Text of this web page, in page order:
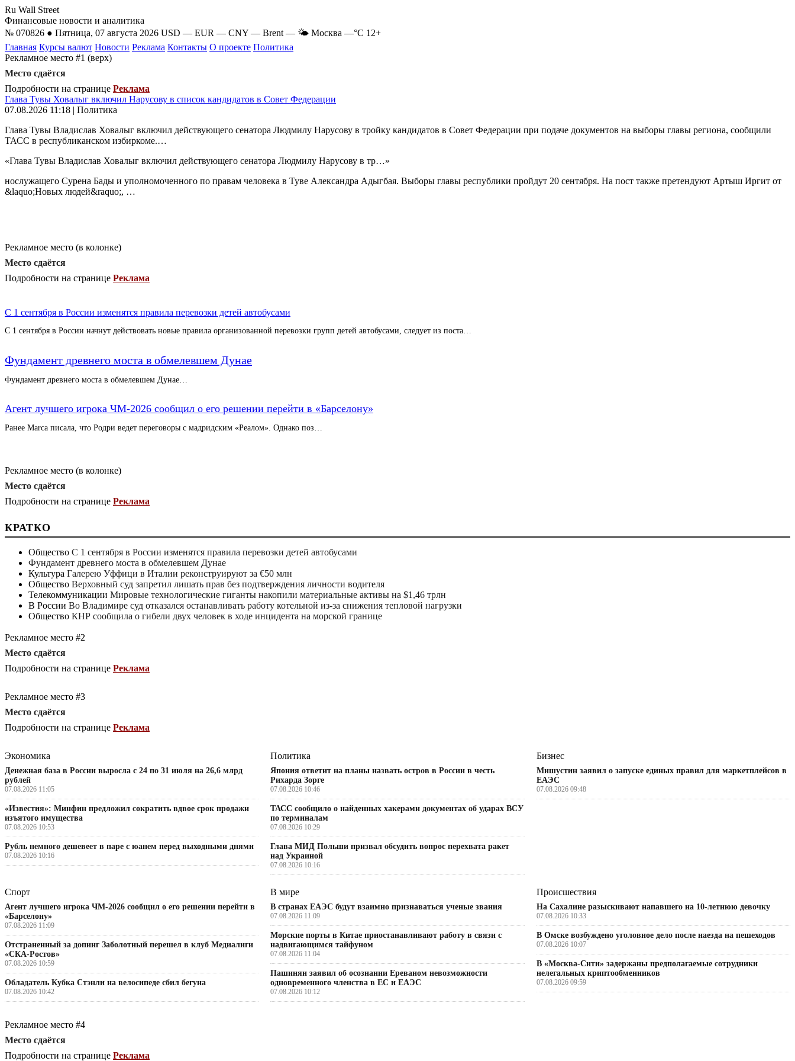
Ru Wall Street
Финансовые новости и аналитика
№ 070826 ● Пятница, 07 августа 2026 USD — EUR — CNY — Brent — 🌤 Москва —°C 12+
Главная Курсы валют Новости Реклама Контакты О проекте Политика
Рекламное место #1 (верх)
Место сдаётся
Подробности на странице Реклама
Глава Тувы Ховалыг включил Нарусову в список кандидатов в Совет Федерации
07.08.2026 11:18 | Политика
Глава Тувы Владислав Ховалыг включил действующего сенатора Людмилу Нарусову в тройку кандидатов в Совет Федерации при подаче документов на выборы главы региона, сообщили
ТАСС в республиканском избиркоме.…
«Глава Тувы Владислав Ховалыг включил действующего сенатора Людмилу Нарусову в тр…»
нослужащего Сурена Бады и уполномоченного по правам человека в Туве Александра Адыгбая. Выборы главы республики пройдут 20 сентября. На пост также претендуют Артыш Иргит от
&laquo;Новых людей&raquo;, …
Рекламное место (в колонке)
Место сдаётся
Подробности на странице Реклама
С 1 сентября в России изменятся правила перевозки детей автобусами
С 1 сентября в России начнут действовать новые правила организованной перевозки групп детей автобусами, следует из поста…
Фундамент древнего моста в обмелевшем Дунае
Фундамент древнего моста в обмелевшем Дунае…
Агент лучшего игрока ЧМ-2026 сообщил о его решении перейти в «Барселону»
Ранее Marca писала, что Родри ведет переговоры с мадридским «Реалом». Однако поз…
Рекламное место (в колонке)
Место сдаётся
Подробности на странице Реклама
КРАТКО
Общество С 1 сентября в России изменятся правила перевозки детей автобусами
Фундамент древнего моста в обмелевшем Дунае
Культура Галерею Уффици в Италии реконструируют за €50 млн
Общество Верховный суд запретил лишать прав без подтверждения личности водителя
Телекоммуникации Мировые технологические гиганты накопили материальные активы на $1,46 трлн
В России Во Владимире суд отказался останавливать работу котельной из-за снижения тепловой нагрузки
Общество КНР сообщила о гибели двух человек в ходе инцидента на морской границе
Рекламное место #2
Место сдаётся
Подробности на странице Реклама
Рекламное место #3
Место сдаётся
Подробности на странице Реклама
Экономика
Денежная база в России выросла с 24 по 31 июля на 26,6 млрд
рублей
07.08.2026 11:05
«Известия»: Минфин предложил сократить вдвое срок продажи
изъятого имущества
07.08.2026 10:53
Рубль немного дешевеет в паре с юанем перед выходными днями
07.08.2026 10:16
Политика
Япония ответит на планы назвать остров в России в честь
Рихарда Зорге
07.08.2026 10:46
ТАСС сообщило о найденных хакерами документах об ударах ВСУ
по терминалам
07.08.2026 10:29
Глава МИД Польши призвал обсудить вопрос перехвата ракет
над Украиной
07.08.2026 10:16
Бизнес
Мишустин заявил о запуске единых правил для маркетплейсов в
ЕАЭС
07.08.2026 09:48
Спорт
Агент лучшего игрока ЧМ-2026 сообщил о его решении перейти в
«Барселону»
07.08.2026 11:09
Отстраненный за допинг Заболотный перешел в клуб Медиалиги
«СКА-Ростов»
07.08.2026 10:59
Обладатель Кубка Стэнли на велосипеде сбил бегуна
07.08.2026 10:42
В мире
В странах ЕАЭС будут взаимно признаваться ученые звания
07.08.2026 11:09
Морские порты в Китае приостанавливают работу в связи с
надвигающимся тайфуном
07.08.2026 11:04
Пашинян заявил об осознании Ереваном невозможности
одновременного членства в ЕС и ЕАЭС
07.08.2026 10:12
Происшествия
На Сахалине разыскивают напавшего на 10-летнюю девочку
07.08.2026 10:33
В Омске возбуждено уголовное дело после наезда на пешеходов
07.08.2026 10:07
В «Москва-Сити» задержаны предполагаемые сотрудники
нелегальных криптообменников
07.08.2026 09:59
Рекламное место #4
Место сдаётся
Подробности на странице Реклама